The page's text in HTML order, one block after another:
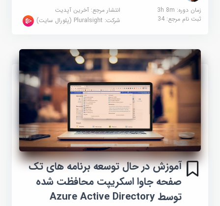
زمان دوره: 3h 8m
انتشار مرجع:آخرین آپدیت
ثبت نام مرجع:34 شرکت:Pluralsight (پلورال سایت)
آموزش در حال توسعه برنامه های تک
صفحه جاوا اسکریپت محافظت شده
توسط Azure Active Directory